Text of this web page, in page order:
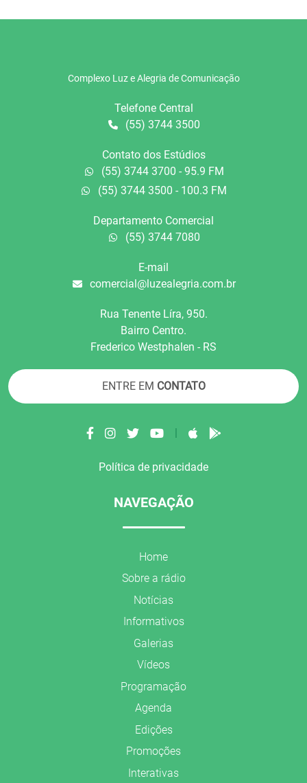
Complexo Luz e Alegria de Comunicação
Telefone Central
(55) 3744 3500
Contato dos Estúdios
(55) 3744 3700 - 95.9 FM
(55) 3744 3500 - 100.3 FM
Departamento Comercial
(55) 3744 7080
E-mail
comercial@luzealegria.com.br
Rua Tenente Líra, 950.
Bairro Centro.
Frederico Westphalen - RS
ENTRE EM CONTATO
|
Política de privacidade
NAVEGAÇÃO
Home
Sobre a rádio
Notícias
Informativos
Galerias
Vídeos
Programação
Agenda
Edições
Promoções
Interativas